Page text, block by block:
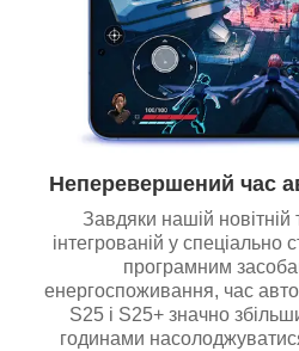
Неперевершений час
Завдяки нашій новітній
інтегрованій у спеціально
програмним
енергоспоживання, час
S25 і S25+ значно
годинами